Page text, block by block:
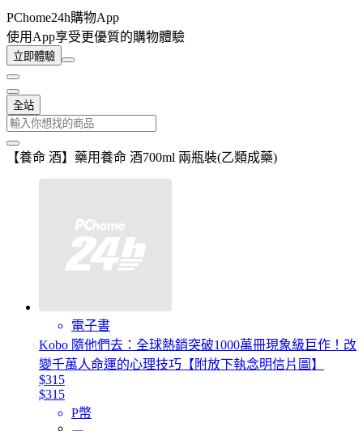
PChome24h購物App
使用App享受更優質的購物體驗
立即體驗
全站
【養命 酒】藥用養命 酒700ml 兩瓶裝(乙類成藥)
電子書
Kobo 隨他們去：全球熱銷突破1000萬冊現象級巨作！改
變千萬人命運的心理技巧【附放下執念明信片圖】
$315
$315
P幣